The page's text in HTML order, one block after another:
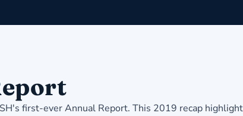
first-ever Annual Report. This 2019 recap